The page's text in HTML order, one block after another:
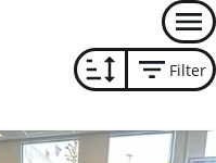
Filter